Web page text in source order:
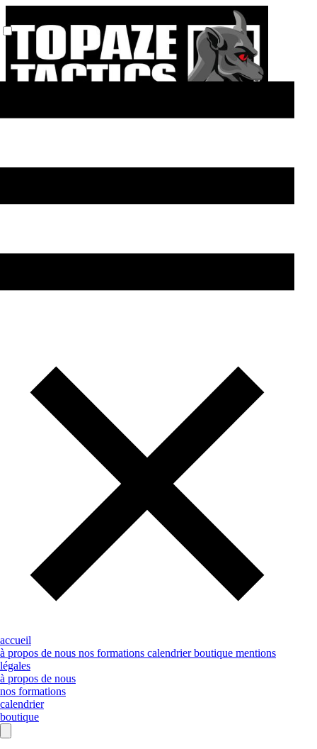
accueil
à propos de nous nos formations calendrierboutique mentions
légales
à propos de nous
nos formations
calendrier
boutique